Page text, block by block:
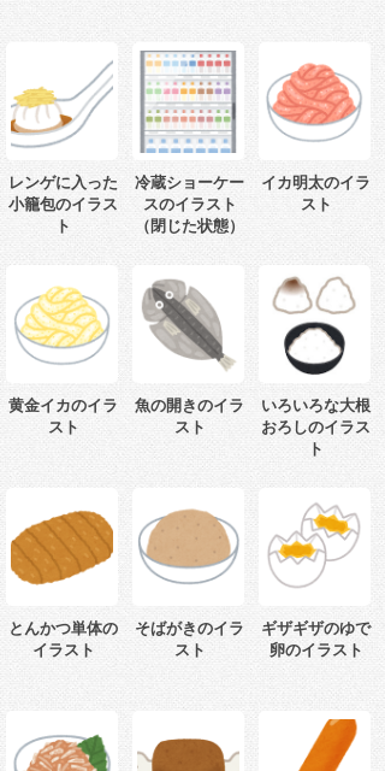
レンゲに入った
小籠包のイラス
ト
冷蔵ショーケー
スのイラスト
（閉じた状態）
イカ明太のイラ
スト
黄金イカのイラ
スト
魚の開きのイラ
スト
いろいろな大根
おろしのイラス
ト
とんかつ単体の
イラスト
そばがきのイラ
スト
ギザギザのゆで
卵のイラスト